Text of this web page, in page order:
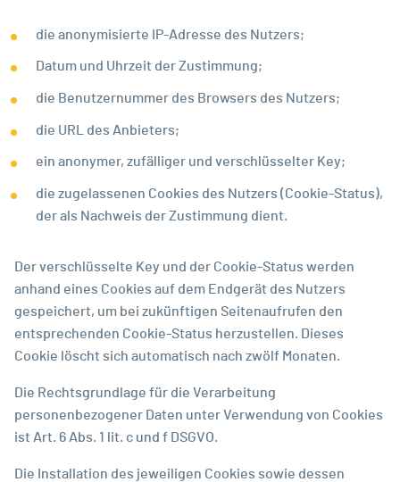
die anonymisierte IP-Adresse des Nutzers;
Datum und Uhrzeit der Zustimmung;
die Benutzernummer des Browsers des Nutzers;
die URL des Anbieters;
ein anonymer, zufälliger und verschlüsselter Key;
die zugelassenen Cookies des Nutzers (Cookie-Status),
der als Nachweis der Zustimmung dient.
Der verschlüsselte Key und der Cookie-Status werden
anhand eines Cookies auf dem Endgerät des Nutzers
gespeichert, um bei zukünftigen Seitenaufrufen den
entsprechenden Cookie-Status herzustellen. Dieses
Cookie löscht sich automatisch nach zwölf Monaten.
Die Rechtsgrundlage für die Verarbeitung
personenbezogener Daten unter Verwendung von Cookies
ist Art. 6 Abs. 1 lit. c und f DSGVO.
Die Installation des jeweiligen Cookies sowie dessen